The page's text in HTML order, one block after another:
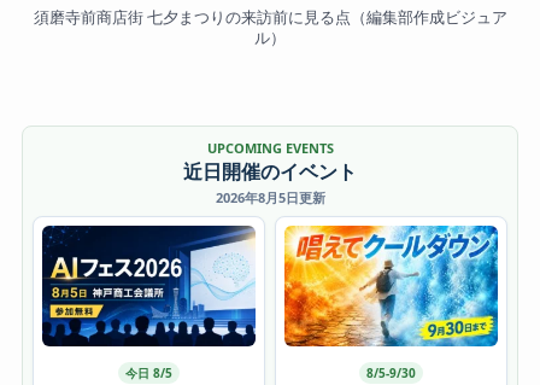
須磨寺前商店街 七夕まつりの来訪前に見る点（編集部作成ビジュア
ル）
UPCOMING EVENTS
近日開催のイベント
2026年8月5日更新
今日 8/5 8/5-9/30